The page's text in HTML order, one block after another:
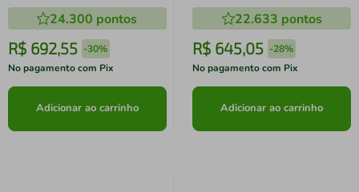
24.300 pontos
R$ 692,55 -30%
No pagamento com Pix
Adicionar ao carrinho
22.633 pontos
R$ 645,05 -28%
No pagamento com Pix
Adicionar ao carrinho